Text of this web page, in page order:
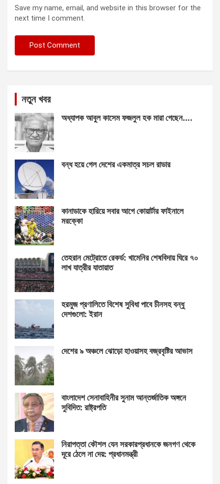
Save my name, email, and website in this browser for the
next time I comment.
নতুন খবর
অধ্যাপক আবুল কাসেম ফজলুল হক মারা গেছেন….
বন্ধ হয়ে গেল দেশের একমাত্র সচল রাডার
কানাডাকে হারিয়ে সবার আগে কোয়ার্টার ফাইনালে
মরক্কো
তেহরান মেট্রোতে রেকর্ড: খামেনির শেষবিদায় ঘিরে ৭০
লাখ যাত্রীর যাতায়াত
হরমুজ প্রণালিতে বিশেষ সুবিধা পাবে চীনসহ বন্ধু
দেশগুলো: ইরান
দেশের ৯ অঞ্চলে ঝোড়ো হাওয়াসহ বজ্রবৃষ্টির আভাস
বাংলাদেশ সেনাবাহিনীর সুনাম আন্তর্জাতিক অঙ্গনে
সুবিদিত: রাষ্ট্রপতি
নিরাপত্তা কৌশল যেন সরকারপ্রধানকে জনগণ থেকে
দূরে ঠেলে না দেয়: প্রধানমন্ত্রী